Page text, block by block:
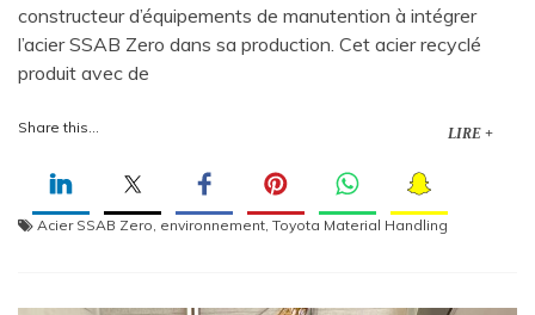
constructeur d’équipements de manutention à intégrer
l’acier SSAB Zero dans sa production. Cet acier recyclé
produit avec de
Share this... LIRE +
Acier SSAB Zero environnement Toyota Material Handling